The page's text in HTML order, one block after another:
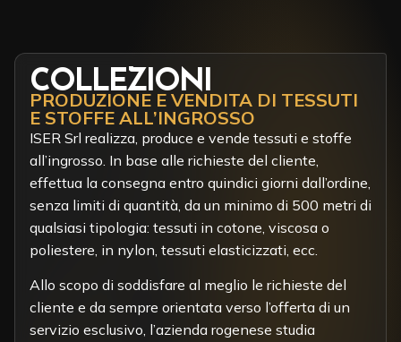
COLLEZIONI
PRODUZIONE E VENDITA DI TESSUTI
E STOFFE ALL’INGROSSO
ISER Srl realizza, produce e vende tessuti e stoffe
all’ingrosso. In base alle richieste del cliente,
effettua la consegna entro quindici giorni dall’ordine,
senza limiti di quantità, da un minimo di 500 metri di
qualsiasi tipologia: tessuti in cotone, viscosa o
poliestere, in nylon, tessuti elasticizzati, ecc.
Allo scopo di soddisfare al meglio le richieste del
cliente e da sempre orientata verso l’offerta di un
servizio esclusivo, l’azienda rogenese studia